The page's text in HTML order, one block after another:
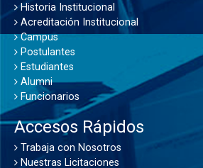
Historia Institucional
Acreditación Institucional
Campus
Postulantes
Estudiantes
Alumni
Funcionarios
Accesos Rápidos
Trabaja con Nosotros
Nuestras Licitaciones